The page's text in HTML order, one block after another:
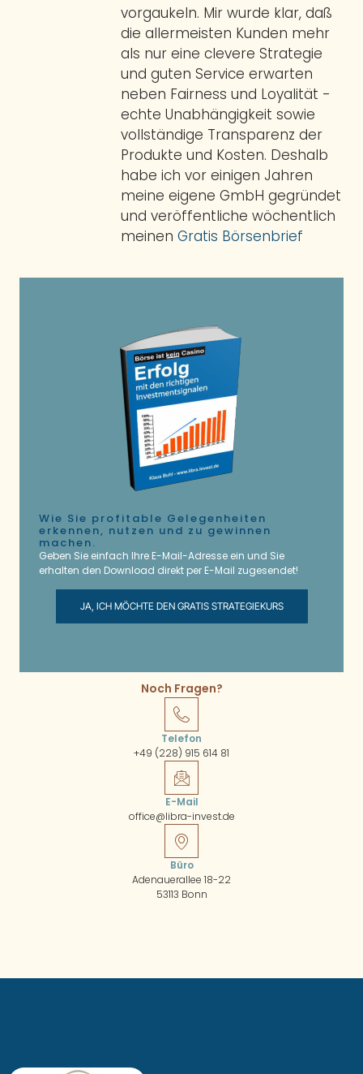
vorgaukeln. Mir wurde klar, daß
die allermeisten Kunden mehr
als nur eine clevere Strategie
und guten Service erwarten
neben Fairness und Loyalität -
echte Unabhängigkeit sowie
vollständige Transparenz der
Produkte und Kosten. Deshalb
habe ich vor einigen Jahren
meine eigene GmbH gegründet
und veröffentliche wöchentlich
meinen Gratis Börsenbrief
Wie Sie profitable Gelegenheiten
erkennen, nutzen und zu gewinnen
machen.
Geben Sie einfach Ihre E-Mail-Adresse ein und Sie
erhalten den Download direkt per E-Mail zugesendet!
JA, ICH MÖCHTE DEN GRATIS STRATEGIEKURS
Noch Fragen?
Telefon
+49 (228) 915 614 81
E-Mail
office@libra-invest.de
Büro
Adenauerallee 18-22
53113 Bonn